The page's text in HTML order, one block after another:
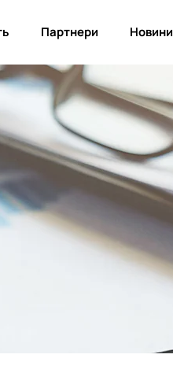
Партнери Новини